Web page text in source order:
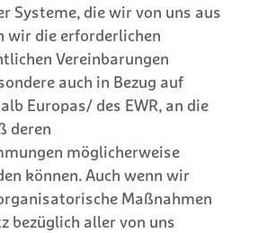
Systeme, die wir von uns aus
wir die erforderlichen
Vereinbarungen
auch in Bezug auf
Europas/ des EWR, an die
deren
möglicherweise
können. Auch wenn wir
Maßnahmen
bezüglich aller von uns